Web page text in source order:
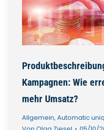
Kampagnen: Wie
mehr Umsatz?
Allgemein, Automatic